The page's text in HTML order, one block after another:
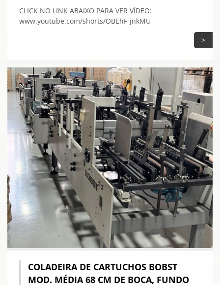
CLICK NO LINK ABAIXO PARA VER VÍDEO:
www.youtube.com/shorts/OBEhF-jnkMU
>
COLADEIRA DE CARTUCHOS BOBST
MOD. MÉDIA 68 CM DE BOCA, FUNDO